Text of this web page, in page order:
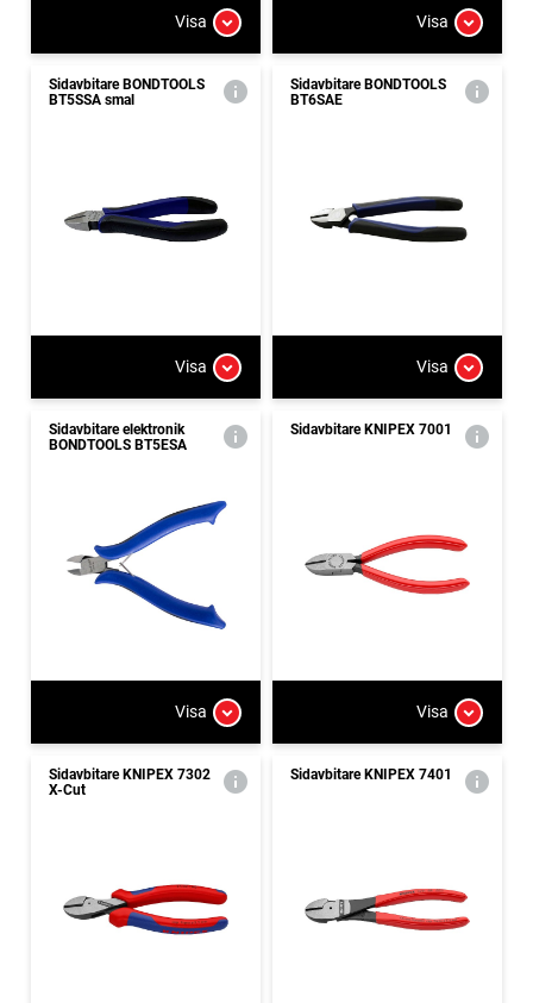
Visa Visa
Sidavbitare BONDTOOLS
BT5SSA smal
Visa
Sidavbitare BONDTOOLS
BT6SAE
Visa
Sidavbitare elektronik
BONDTOOLS BT5ESA
Visa
Sidavbitare KNIPEX 7001
Visa
Sidavbitare KNIPEX 7302
X-Cut
Sidavbitare KNIPEX 7401